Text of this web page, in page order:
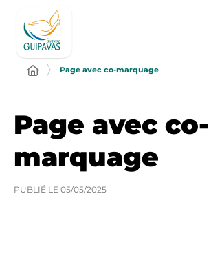
Page avec co-marquage
Page avec co-
marquage
PUBLIÉ LE 05/05/2025